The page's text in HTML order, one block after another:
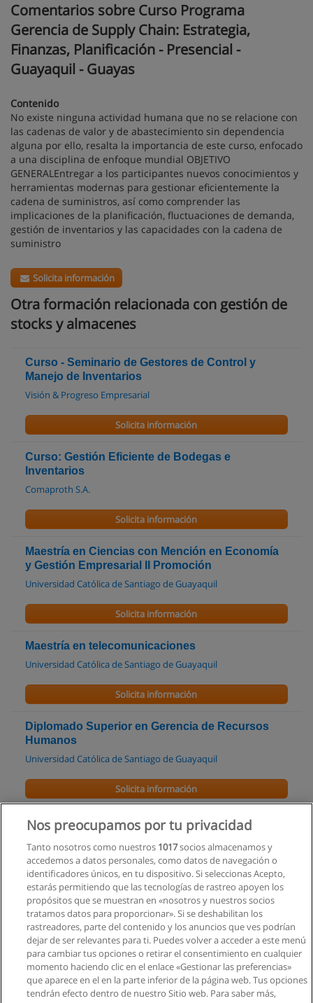
Comentarios sobre Curso Programa
Gerencia de Supply Chain: Estrategia,
Finanzas, Planificación - Presencial -
Guayaquil - Guayas
Contenido
No existe ninguna actividad humana que no se relacione con
las cadenas de valor y de abastecimiento sin dependencia
alguna por ello, resalta la importancia de este curso, enfocado
a una disciplina de enfoque mundial OBJETIVO
GENERALEntregar a los participantes nuevos conocimientos y
herramientas modernas para gestionar eficientemente la
cadena de suministros, así como comprender las
implicaciones de la planificación, fluctuaciones de demanda,
gestión de inventarios y las capacidades con la cadena de
suministro
Solicita información
Otra formación relacionada con gestión de
stocks y almacenes
Curso - Seminario de Gestores de Control y
Manejo de Inventarios
Visión & Progreso Empresarial
Solicita información
Curso: Gestión Eficiente de Bodegas e
Inventarios
Comaproth S.A.
Solicita información
Maestría en Ciencias con Mención en Economía
y Gestión Empresarial II Promoción
Universidad Católica de Santiago de Guayaquil
Solicita información
Maestría en telecomunicaciones
Universidad Católica de Santiago de Guayaquil
Solicita información
Diplomado Superior en Gerencia de Recursos
Humanos
Universidad Católica de Santiago de Guayaquil
Solicita información
Programación Avanzado en Dirección de
Empresas
IDE
Solicita información
Programa de Desarrollo Directivo
IDE
Solicita información
Nos preocupamos por tu privacidad
Tanto nosotros como nuestros 1017socios almacenamos y
accedemos a datos personales, como datos de navegación o
identificadores únicos, en tu dispositivo. Si seleccionas Acepto,
estarás permitiendo que las tecnologías de rastreo apoyen los
propósitos que se muestran en «nosotros y nuestros socios
tratamos datos para proporcionar». Si se deshabilitan los
rastreadores, parte del contenido y los anuncios que ves podrían
dejar de ser relevantes para ti. Puedes volver a acceder a este menú
para cambiar tus opciones o retirar el consentimiento en cualquier
momento haciendo clic en el enlace «Gestionar las preferencias»
que aparece en el en la parte inferior de la página web. Tus opciones
tendrán efecto dentro de nuestro Sitio web. Para saber más,